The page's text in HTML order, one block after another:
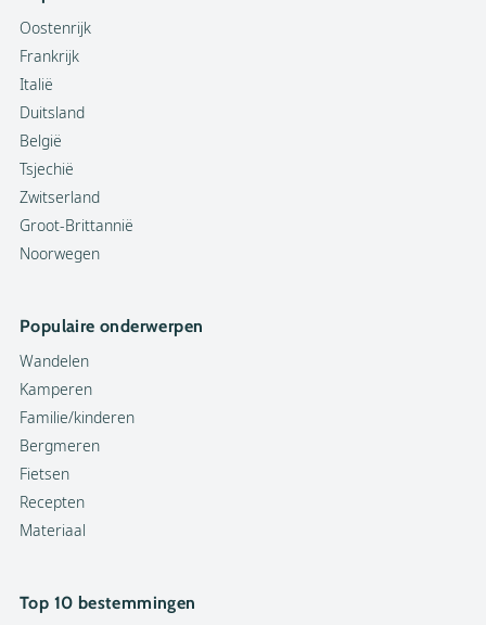
Oostenrijk
Frankrijk
Italië
Duitsland
België
Tsjechië
Zwitserland
Groot-Brittannië
Noorwegen
Populaire onderwerpen
Wandelen
Kamperen
Familie/kinderen
Bergmeren
Fietsen
Recepten
Materiaal
Top 10 bestemmingen